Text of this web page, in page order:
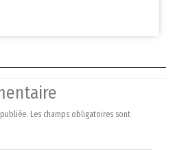
Les champs obligatoires sont